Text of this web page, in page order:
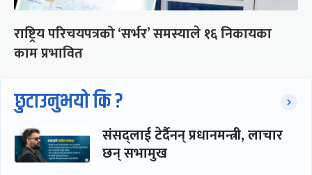
राष्ट्रिय परिचयपत्रको ‘सर्भर’ समस्याले १६ निकायका
काम प्रभावित
छुटाउनुभयो कि ?
संसद्लाई टेर्दैनन् प्रधानमन्त्री, लाचार
छन् सभामुख